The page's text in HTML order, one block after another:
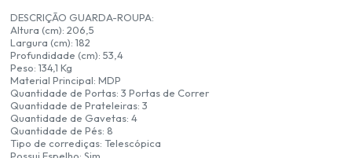
DESCRIÇÃO GUARDA-ROUPA:
Altura (cm): 206,5
Largura (cm): 182
Profundidade (cm): 53,4
Peso: 134,1 Kg
Material Principal: MDP
Quantidade de Portas: 3 Portas de Correr
Quantidade de Prateleiras: 3
Quantidade de Gavetas: 4
Quantidade de Pés: 8
Tipo de corrediças: Telescópica